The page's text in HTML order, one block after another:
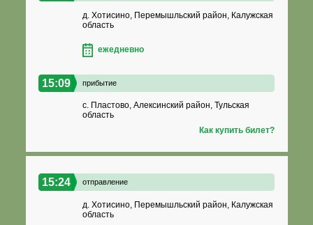
д. Хотисино, Перемышльский район, Калужская
область
ежедневно
15:09 прибытие
с. Пластово, Алексинский район, Тульская
область
Как купить билет?
15:24 отправление
д. Хотисино, Перемышльский район, Калужская
область